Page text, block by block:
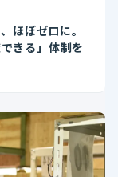
ほぼゼロに。
きる」体制を